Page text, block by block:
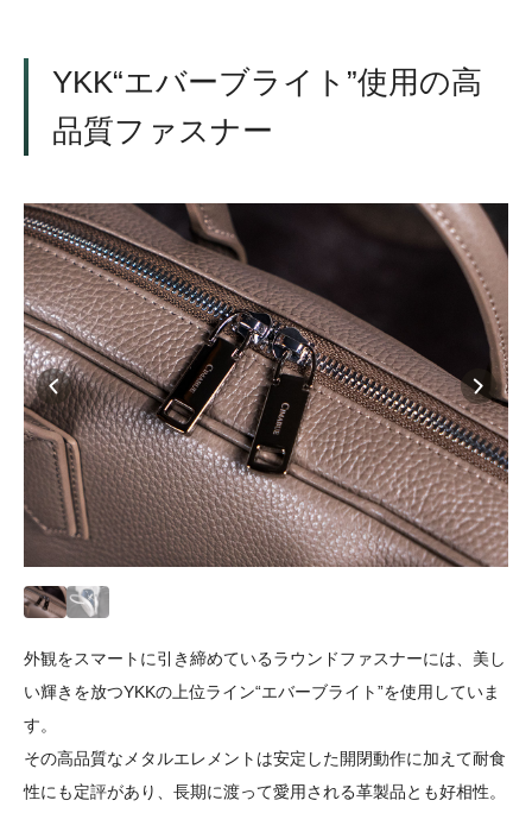
YKK“エバーブライト”使用の高
品質ファスナー
外観をスマートに引き締めているラウンドファスナーには、美し
い輝きを放つYKKの上位ライン“エバーブライト”を使用していま
す。
その高品質なメタルエレメントは安定した開閉動作に加えて耐食
性にも定評があり、長期に渡って愛用される革製品とも好相性。